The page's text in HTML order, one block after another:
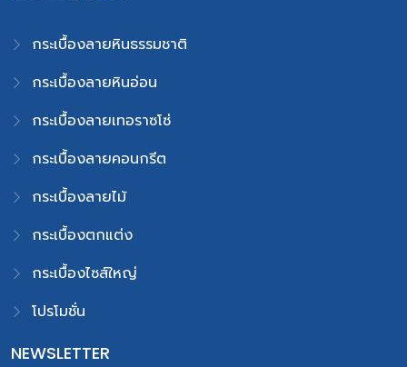
กระเบื้องลายหินธรรมชาติ
กระเบื้องลายหินอ่อน
กระเบื้องลายเทอราซโซ่
กระเบื้องลายคอนกรีต
กระเบื้องลายไม้
กระเบื้องตกแต่ง
กระเบื้องไซส์ใหญ่
โปรโมชั่น
NEWSLETTER